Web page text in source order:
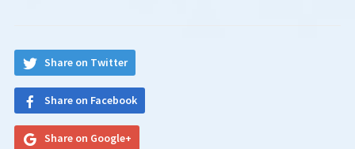
Share on Twitter
Share on Facebook
Share on Google+